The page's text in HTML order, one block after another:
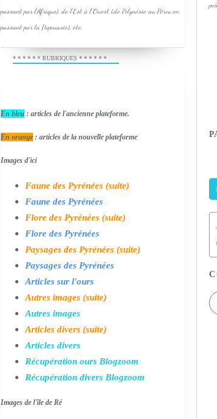
passant par l'Afrique), de l'Est à l'Ouest (de Polynésie au Pérou en
passant par la Papouasie), etc.
* * * * * * RUBRIQUES * * * * * *
En bleu : articles de l'ancienne plateforme.
En orange : articles de la nouvelle plateforme
Images d'ici
Faune des Pyrénées (suite)
Faune des Pyrénées
Flore des Pyrénées (suite)
Flore des Pyrénées
Paysages des Pyrénées (suite)
Paysages des Pyrénées
Articles sur l'ours
Autres images (suite)
Autres images
Articles divers (suite)
Articles divers
Récupération ours Blogzoom
Récupération divers Blogzoom
Images de l'île de Ré